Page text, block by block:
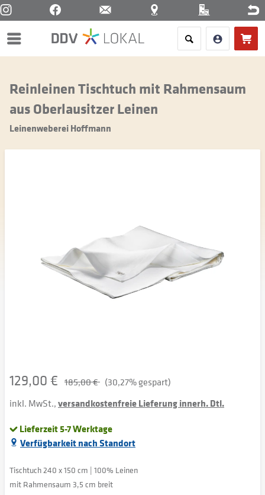
Menü
Reinleinen Tischtuch mit Rahmensaum
aus Oberlausitzer Leinen
Leinenweberei Hoffmann
129,00 € 185,00 € (30,27% gespart)
inkl. MwSt.,versandkostenfreie Lieferung innerh. Dtl.
Lieferzeit 5-7 Werktage
Verfügbarkeit nach Standort
Tischtuch 240 x 150 cm | 100% Leinen
mit Rahmensaum 3,5 cm breit